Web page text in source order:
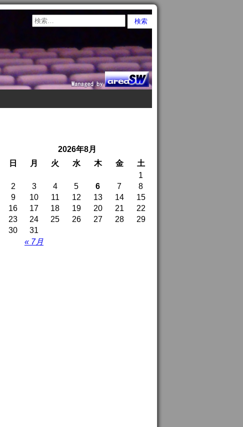
2026年8月
日
月 火 水 木 金 土
« 7月
1
2
3 4 5 6 7
8
9
10 11 12 13 14
15
16
17 18 19 20 21
22
23
24 25 26 27 28
29
30
31